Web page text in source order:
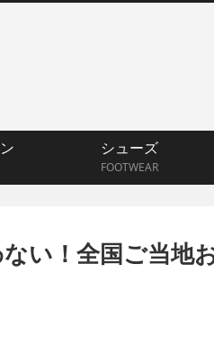
シューズ
FOOTWEAR
い！全国ご当地